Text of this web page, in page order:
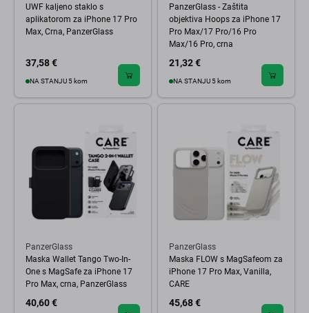
UWF kaljeno staklo s
aplikatorom za iPhone 17 Pro
Max, Crna, PanzerGlass
37,58 €
NA STANJU 5 kom
PanzerGlass - Zaštita
objektiva Hoops za iPhone 17
Pro Max/17 Pro/16 Pro
Max/16 Pro, crna
21,32 €
NA STANJU 5 kom
PanzerGlass
Maska Wallet Tango Two-In-
One s MagSafe za iPhone 17
Pro Max, crna, PanzerGlass
40,60 €
PanzerGlass
Maska FLOW s MagSafeom za
iPhone 17 Pro Max, Vanilla,
CARE
45,68 €